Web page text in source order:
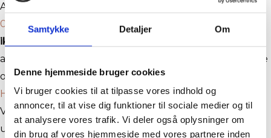
Samtykke Detaljer Om
Denne hjemmeside bruger cookies
Vi bruger cookies til at tilpasse vores indhold og
annoncer, til at vise dig funktioner til sociale medier og til
at analysere vores trafik. Vi deler også oplysninger om
din brug af vores hjemmeside med vores partnere inden
Afbestilling skal ske online eller telefonisk på
+45 93 94
07 22
senest 3 timer før din aftalte tid.
Jeg modtager
ikke afbud på mail, sms eller sociale medier.
afbestilling senere end 3 timer før eller ved udeblivelse
opkræves et gebyr på 50% af behandlingens pris.
Hvis du ikke melder afbud
Ved afbestilling senere end 3 timer før eller ved
udeblivelse opkræves et gebyr på 50% af